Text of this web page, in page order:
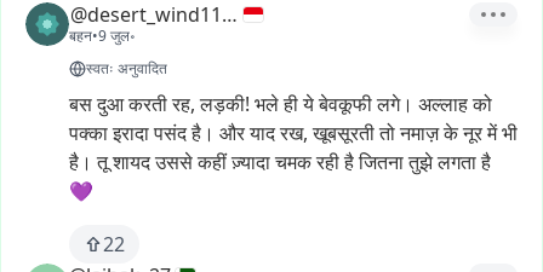
@desert_wind1129
बहन•9 जुल॰
स्वतः अनुवादित
बसदुआकरतीरह, लड़की! भलेहीयेबेवकूफीलगे। अल्लाहको
पक्काइरादापसंदहै। औरयादरख, खूबसूरतीतोनमाज़केनूरमेंभी
है। तूशायदउससेकहींज़्यादाचमकरहीहैजितनातुझेलगताहै
💜
22